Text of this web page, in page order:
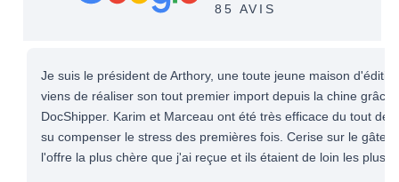
85 AVIS
Je suis le président de Arthory, une toute jeune maison
viens de réaliser son tout premier import depuis la chine grâce
DocShipper. Karim et Marceau ont été très efficace du tout
su compenser le stress des premières fois. Cerise sur le
l'offre la plus chère que j'ai reçue et ils étaient de loin les plus